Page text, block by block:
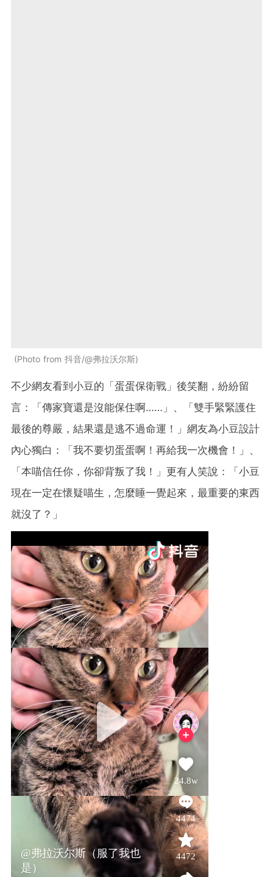
Photo from 抖音/@弗拉沃尔斯
不少網友看到小豆的「蛋蛋保衛戰」後笑翻，紛紛留
言：「傳家寶還是沒能保住啊……」、「雙手緊緊護住
最後的尊嚴，結果還是逃不過命運！」網友為小豆設計
內心獨白：「我不要切蛋蛋啊！再給我一次機會！」、
「本喵信任你，你卻背叛了我！」更有人笑說：「小豆
現在一定在懷疑喵生，怎麼睡一覺起來，最重要的東西
就沒了？」